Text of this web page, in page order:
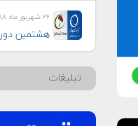
۲۶ شهریور ماه ۱۳۹۸
هشتمین
تبلیغات